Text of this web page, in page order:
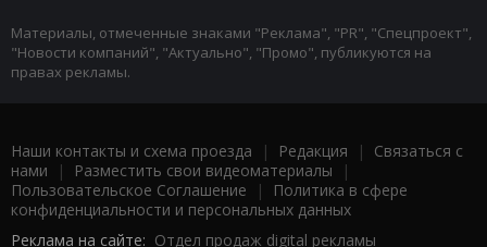
Материалы, отмеченные знаками "Реклама", "PR", "Спецпроект",
"Новости компаний", "Актуально", "Промо", публикуются на
правах рекламы.
Наши контакты и схема проезда | Редакция | Связаться с
нами | Разместить свои видеоматериалы |
Пользовательское Соглашение |
Политика в сфере
конфиденциальности и персональных данных
Реклама на сайте: Отдел продаж digital рекламы